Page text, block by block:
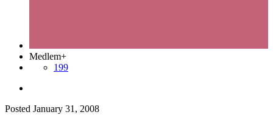
Medlem+
199
Posted January 31, 2008